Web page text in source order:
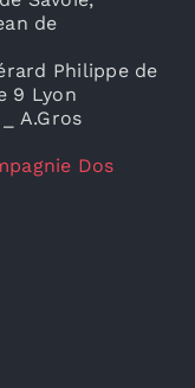
de
Philippe de
9 Lyon
A.Gros
Dos